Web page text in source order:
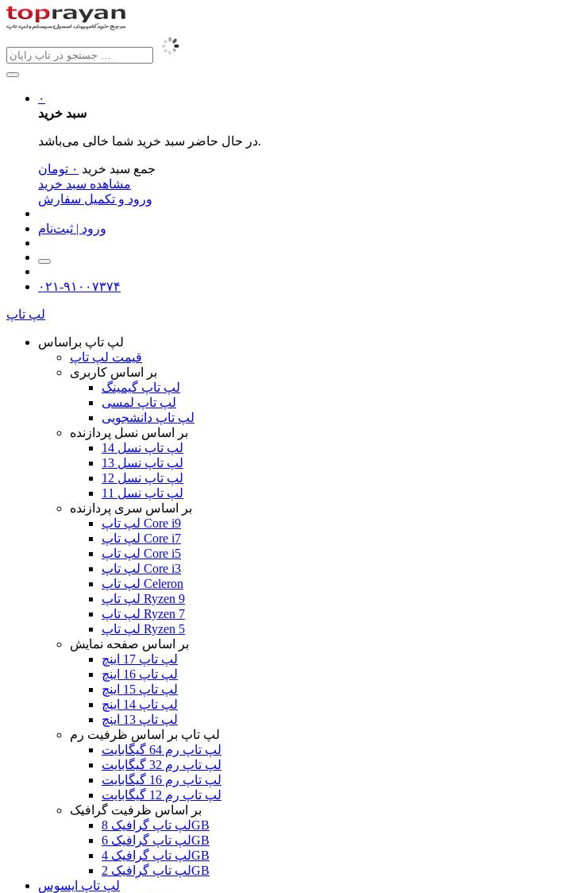
۰
سبد خرید
در حال حاضر سبد خرید شما خالی می‌باشد.
جمع سبد خرید ۰ تومان
مشاهده سبد خرید
ورود و تکمیل سفارش
ورود | ثبت‌نام
۰۲۱-۹۱۰۰۷۳۷۴
لپ تاپ
لپ تاپ براساس
قیمت لپ تاپ
بر اساس کاربری
لپ تاپ گیمینگ
لپ تاپ لمسی
لپ تاپ دانشجویی
بر اساس نسل پردازنده
لپ تاپ نسل 14
لپ تاپ نسل 13
لپ تاپ نسل 12
لپ تاپ نسل 11
بر اساس سری پردازنده
لپ تاپ Core i9
لپ تاپ Core i7
لپ تاپ Core i5
لپ تاپ Core i3
لپ تاپ Celeron
لپ تاپ Ryzen 9
لپ تاپ Ryzen 7
لپ تاپ Ryzen 5
بر اساس صفحه نمایش
لپ تاپ 17 اینچ
لپ تاپ 16 اینچ
لپ تاپ 15 اینچ
لپ تاپ 14 اینچ
لپ تاپ 13 اینچ
لپ تاپ بر اساس ظرفیت رم
لپ تاپ رم 64 گیگابایت
لپ تاپ رم 32 گیگابایت
لپ تاپ رم 16 گیگابایت
لپ تاپ رم 12 گیگابایت
بر اساس ظرفیت گرافیک
لپ تاپ گرافیک 8GB
لپ تاپ گرافیک 6GB
لپ تاپ گرافیک 4GB
لپ تاپ گرافیک 2GB
لپ تاپ ایسوس